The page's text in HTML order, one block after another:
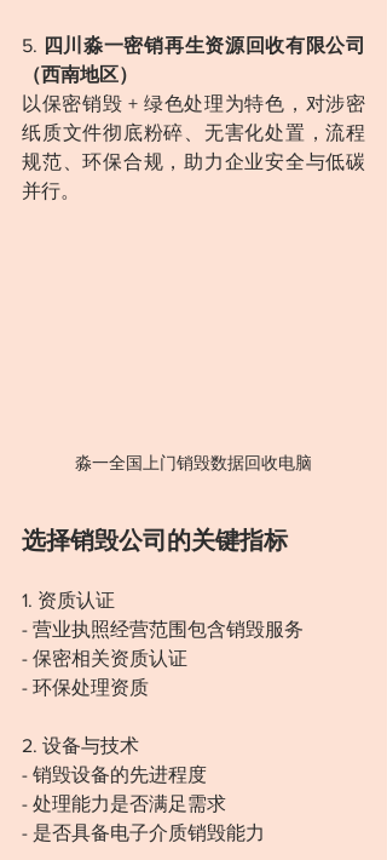
5. 四川淼一密销再生资源回收有限公司
（西南地区）
以保密销毁 + 绿色处理为特色，对涉密
纸质文件彻底粉碎、无害化处置，流程
规范、环保合规，助力企业安全与低碳
并行。
淼一全国上门销毁数据回收电脑
选择销毁公司的关键指标
1. 资质认证
- 营业执照经营范围包含销毁服务
- 保密相关资质认证
- 环保处理资质
2. 设备与技术
- 销毁设备的先进程度
- 处理能力是否满足需求
- 是否具备电子介质销毁能力